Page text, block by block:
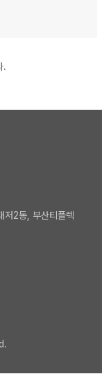
.
저2동, 부산티플렉